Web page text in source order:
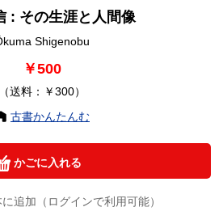
: その生涯と人間像
Shigenobu
￥500
（送料：￥300）
古書かんたんむ
かごに入れる
追加（ログインで利用可能）